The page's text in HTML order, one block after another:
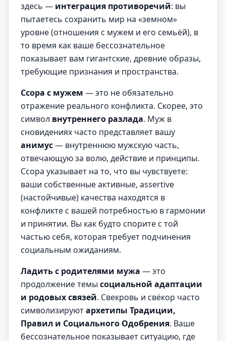
здесь — интеграция противоречий: вы
пытаетесь сохранить мир на «земном»
уровне (отношения с мужем и его семьёй), в
то время как ваше бессознательное
показывает вам гигантские, древние образы,
требующие признания и пространства.
Ссора с мужем — это не обязательно
отражение реального конфликта. Скорее, это
символ внутреннего разлада. Муж в
сновидениях часто представляет вашу
анимус— внутреннюю мужскую часть,
отвечающую за волю, действие и принципы.
Ссора указывает на то, что вы чувствуете:
ваши собственные активные, assertive
(настойчивые) качества находятся в
конфликте с вашей потребностью в гармонии
и принятии. Вы как будто спорите с той
частью себя, которая требует подчинения
социальным ожиданиям.
Ладить с родителями мужа — это
продолжение темы социальной адаптации
и родовых связей. Свекровь и свёкор часто
символизируютархетипы Традиции,
Правил и Социального Одобрения. Ваше
бессознательное показывает ситуацию, где